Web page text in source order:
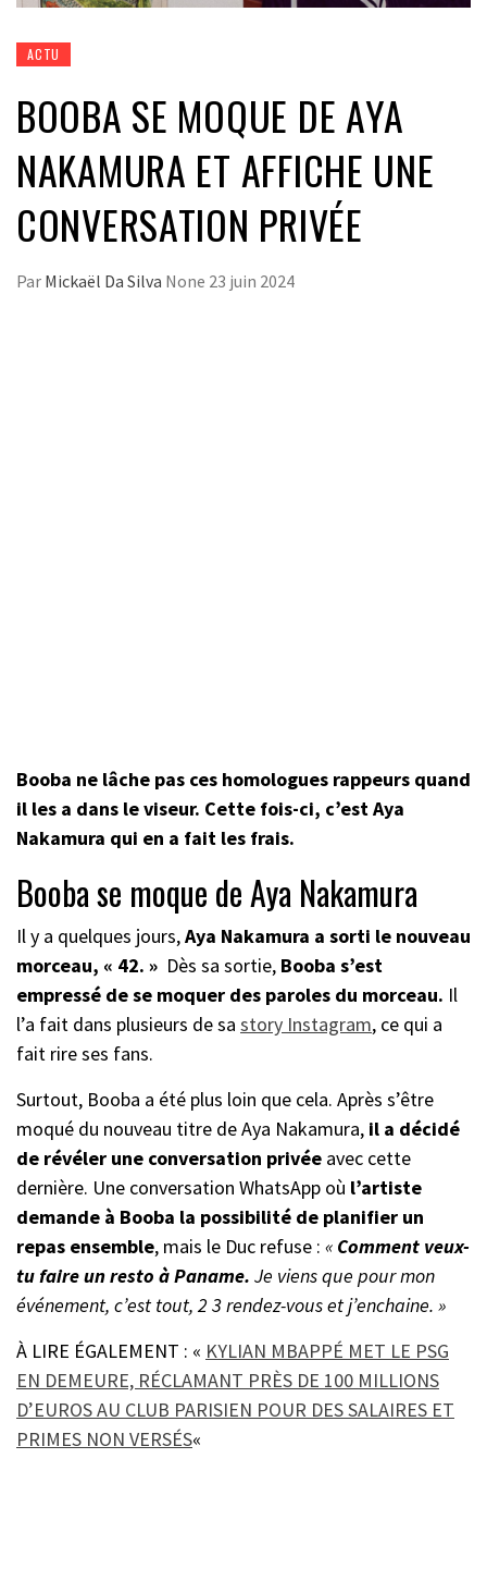
ACTU
BOOBA SE MOQUE DE AYA
NAKAMURA ET AFFICHE UNE
CONVERSATION PRIVÉE
Par Mickaël Da Silva None 23 juin 2024
Booba ne lâche pas ces homologues rappeurs quand
il les a dans le viseur. Cette fois-ci, c’est Aya
Nakamura qui en a fait les frais.
Booba se moque de Aya Nakamura
Il y a quelques jours,Aya Nakamura a sorti le nouveau
morceau, « 42. » Dès sa sortie, Booba s’est
empressé de se moquer des paroles du morceau. Il
l’a fait dans plusieurs de sa story Instagram, ce qui a
fait rire ses fans.
Surtout, Booba a été plus loin que cela. Après s’être
moqué du nouveau titre de Aya Nakamura, il a décidé
de révéler une conversation privée avec cette
dernière. Une conversation WhatsApp où l’artiste
demande à Booba la possibilité de planifier un
repas ensemble, mais le Duc refuse : « Comment veux-
tu faire un resto à Paname. Je viens que pour mon
événement, c’est tout, 2 3 rendez-vous et j’enchaine. »
À LIRE ÉGALEMENT : « KYLIAN MBAPPÉ MET LE PSG
EN DEMEURE, RÉCLAMANT PRÈS DE 100 MILLIONS
D’EUROS AU CLUB PARISIEN POUR DES SALAIRES ET
PRIMES NON VERSÉS«